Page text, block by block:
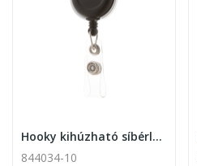
Hooky kihúzható síbérlettartó karabinerrel
844034-10